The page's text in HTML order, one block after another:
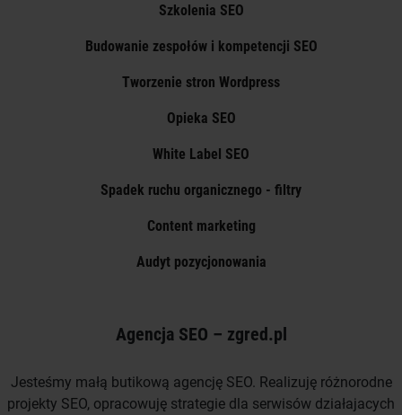
Szkolenia SEO
Budowanie zespołów i kompetencji SEO
Tworzenie stron Wordpress
Opieka SEO
White Label SEO
Spadek ruchu organicznego - filtry
Content marketing
Audyt pozycjonowania
Agencja SEO – zgred.pl
Jesteśmy małą butikową agencję SEO. Realizuję różnorodne
projekty SEO, opracowuję strategie dla serwisów działajacych